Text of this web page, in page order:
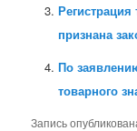
Регистрация
признана
По
товарного
Запись